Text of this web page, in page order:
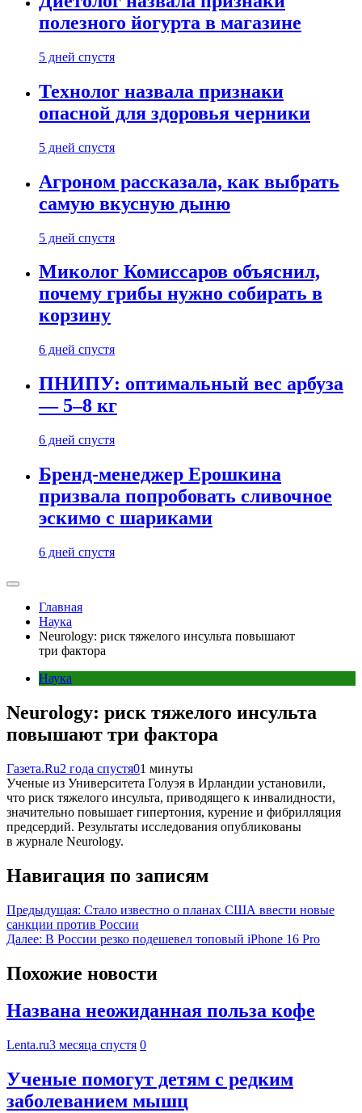
полезного йогурта в магазине
5 дней спустя
Технолог назвала признаки
опасной для здоровья черники
5 дней спустя
Агроном рассказала, как выбрать
самую вкусную дыню
5 дней спустя
Миколог Комиссаров объяснил,
почему грибы нужно собирать в
корзину
6 дней спустя
ПНИПУ: оптимальный вес арбуза
— 5–8 кг
6 дней спустя
Бренд-менеджер Ерошкина
призвала попробовать сливочное
эскимо с шариками
6 дней спустя
Главная
Наука
Neurology: риск тяжелого инсульта повышают
три фактора
Наука
Neurology: риск тяжелого инсульта
повышают три фактора
Газета.Ru2 года спустя01 минуты
Ученые из Университета Голуэя в Ирландии установили,
что риск тяжелого инсульта, приводящего к инвалидности,
значительно повышает гипертония, курение и фибрилляция
предсердий. Результаты исследования опубликованы
в журнале Neurology.
Навигация по записям
Предыдущая: Стало известно о планах США ввести новые
санкции против России
Далее: В России резко подешевел топовый iPhone 16 Pro
Похожие новости
Названа неожиданная польза кофе
Lenta.ru3 месяца спустя 0
Ученые помогут детям с редким
заболеванием мышц